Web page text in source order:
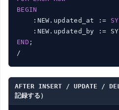
BEGIN
    :NEW.updated_at :=
END ;
AFTER INSERT / UPDATE /
記録する）